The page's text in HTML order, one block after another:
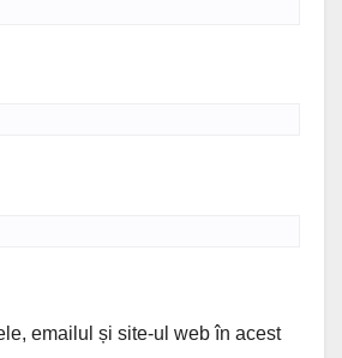
emailul și site-ul web în acest